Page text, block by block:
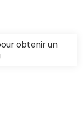
obtenir un